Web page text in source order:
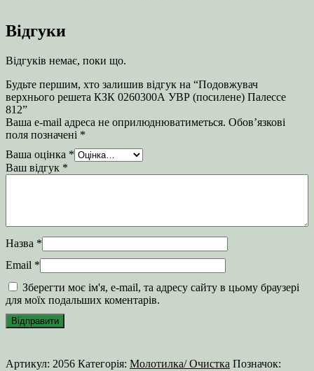
Відгуки
Відгуків немає, поки що.
Будьте першим, хто залишив відгук на “Подовжувач
верхнього решета КЗК 0260300А УВР (посилене) Палессе
812”
Ваша e-mail адреса не оприлюднюватиметься. Обов’язкові
поля позначені *
Ваша оцінка *
Ваш відгук *
Назва *
Email *
Зберегти моє ім'я, e-mail, та адресу сайту в цьому браузері
для моїх подальших коментарів.
Артикул: 2056 Категорія: Молотилка/ Очистка Позначок: